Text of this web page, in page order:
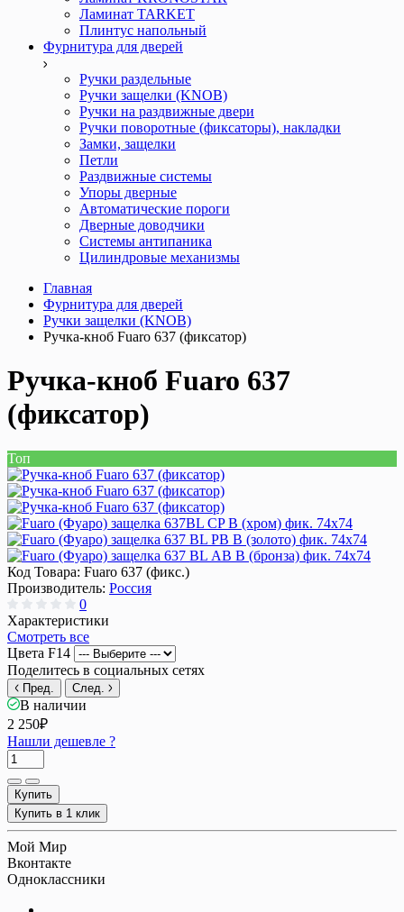
Ламинат TARKET
Плинтус напольный
Фурнитура для дверей
Ручки раздельные
Ручки защелки (KNOB)
Ручки на раздвижные двери
Ручки поворотные (фиксаторы), накладки
Замки, защелки
Петли
Раздвижные системы
Упоры дверные
Автоматические пороги
Дверные доводчики
Системы антипаника
Цилиндровые механизмы
Главная
Фурнитура для дверей
Ручки защелки (KNOB)
Ручка-кноб Fuaro 637 (фиксатор)
Ручка-кноб Fuaro 637
(фиксатор)
Топ
Код Товара: Fuaro 637 (фикс.)
Производитель: Россия
0
Характеристики
Смотреть все
Цвета F14
Поделитесь в социальных сетях
Пред. След.
В наличии
2 250₽
Нашли дешевле ?
Купить
Купить в 1 клик
Мой Мир
Вконтакте
Одноклассники